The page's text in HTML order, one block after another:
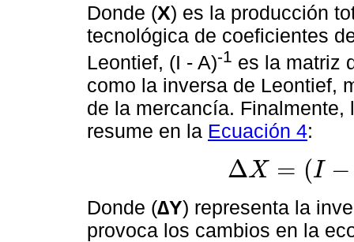
Donde (X) es la producción
tecnológica de coeficientes
Leontief, (I - A)-1 es la matriz
como la inversa de Leontief,
de la mercancía.
resume en la Ecuación 4:
ΔX = (I −
∆X=(I-A 1 Y* P j
Donde (∆Y) representa la
provoca los cambios en la